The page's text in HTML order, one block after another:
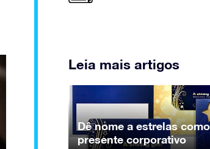
Leia mais artigos
Dê nome a estrelas
presente corporativo